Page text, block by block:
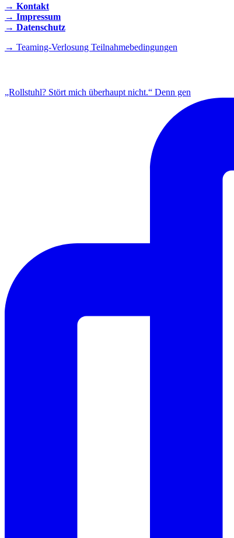
→ Kontakt
→ Impressum
→ Datenschutz
→ Teaming-Verlosung Teilnahmebedingungen
„Rollstuhl? Stört mich überhaupt nicht.“ Denn gen